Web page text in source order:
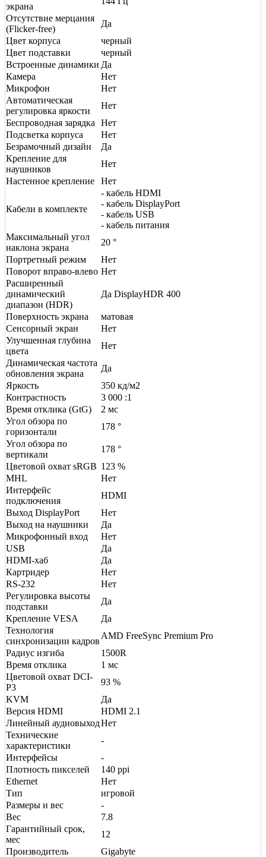
экрана
Отсутствие мерцания
(Flicker-free)
Да
Цвет корпуса
черный
Цвет подставки
черный
Встроенные динамики Да
Камера
Нет
Микрофон
Нет
Автоматическая
регулировка яркости
Нет
Беспроводная зарядка
Нет
Подсветка корпуса
Нет
Безрамочный дизайн
Да
Крепление для
наушников
Нет
Настенное крепление
Нет
Кабели в комплекте
- кабель HDMI
- кабель DisplayPort
- кабель USB
- кабель питания
Максимальный угол
наклона экрана
20 °
Портретный режим
Нет
Поворот вправо-влево Нет
Расширенный
динамический
диапазон (HDR)
Да DisplayHDR 400
Поверхность экрана
матовая
Сенсорный экран
Нет
Улучшенная глубина
цвета
Нет
Динамическая частота
обновления экрана
Да
Яркость
350 кд/м2
Контрастность
3 000 :1
Время отклика (GtG)
2 мс
Угол обзора по
горизонтали
178 °
Угол обзора по
вертикали
178 °
Цветовой охват sRGB 123 %
MHL
Нет
Интерфейс
подключения
HDMI
Выход DisplayPort
Нет
Выход на наушники
Да
Микрофонный вход
Нет
USB
Да
HDMI-хаб
Да
Картридер
Нет
RS-232
Нет
Регулировка высоты
подставки
Да
Крепление VESA
Да
Технология
синхронизации кадров
AMD FreeSync Premium Pro
Радиус изгиба
1500R
Время отклика
1 мс
Цветовой охват DCI-
P3
93 %
KVM
Да
Версия HDMI
HDMI 2.1
Линейный аудиовыходНет
Технические
характеристики
-
Интерфейсы
-
Плотность пикселей
140 ppi
Ethernet
Нет
Тип
игровой
Размеры и вес
-
Вес
7.8
Гарантийный срок,
мес
12
Производитель
Gigabyte